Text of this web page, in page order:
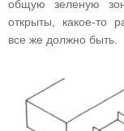
общую зеленую
открыты, какое-то
все же должно быть.